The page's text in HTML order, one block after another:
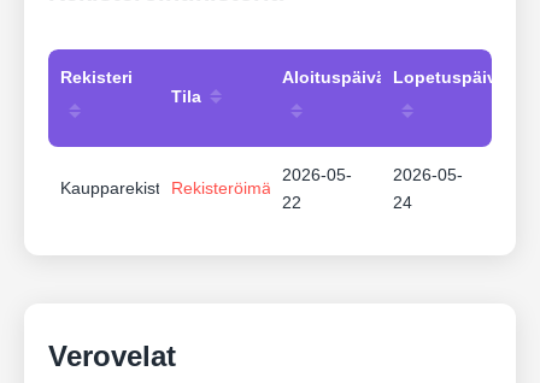
Rekisteri
Tila
Aloituspäivämäärä
KaupparekisteriRekisteröimätön
2026-05-
22
2026-05-
24
Verovelat